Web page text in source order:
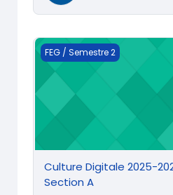
Culture Digitale 2025-
FEG / Semestre 2
Culture Digitale 2025-
Section A